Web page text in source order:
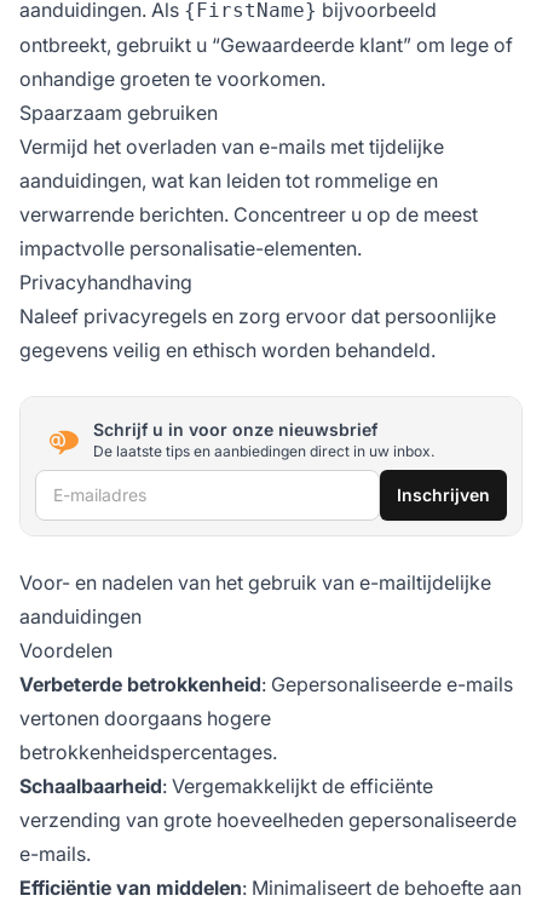
aanduidingen. Als {FirstName} bijvoorbeeld
ontbreekt, gebruikt u “Gewaardeerde klant” om lege of
onhandige groeten te voorkomen.
Spaarzaam gebruiken
Vermijd het overladen van e-mails met tijdelijke
aanduidingen, wat kan leiden tot rommelige en
verwarrende berichten. Concentreer u op de meest
impactvolle personalisatie-elementen.
Privacyhandhaving
Naleef privacyregels en zorg ervoor dat persoonlijke
gegevens veilig en ethisch worden behandeld.
Schrijf u in voor onze nieuwsbrief
De laatste tips en aanbiedingen direct in uw inbox.
E-mailadres Inschrijven
Voor- en nadelen van het gebruik van e-mailtijdelijke
aanduidingen
Voordelen
Verbeterde betrokkenheid: Gepersonaliseerde e-mails
vertonen doorgaans hogere
betrokkenheidspercentages.
Schaalbaarheid: Vergemakkelijkt de efficiënte
verzending van grote hoeveelheden gepersonaliseerde
e-mails.
Efficiëntie van middelen: Minimaliseert de behoefte aan